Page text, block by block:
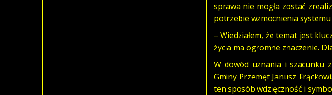
sprawa nie mogła zostać
potrzebie wzmocnienia
– Wiedziałem, że temat jest
życia ma ogromne znaczenie.
W dowód uznania i szacunku
Gminy Przemęt Janusz
ten sposób wdzięczność i